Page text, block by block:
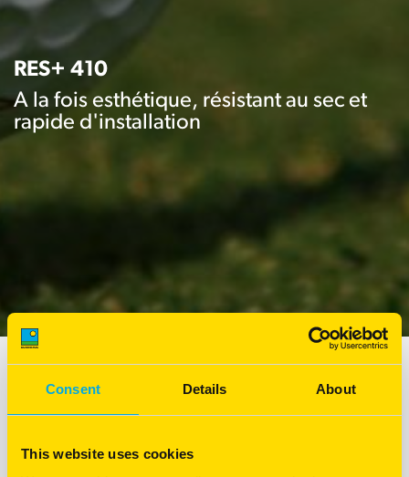
Consent Details About
This website uses cookies
RES+ 410
A la fois esthétique, résistant au sec et
rapide d'installation
Gamme Résilience+ à destination
des golfs